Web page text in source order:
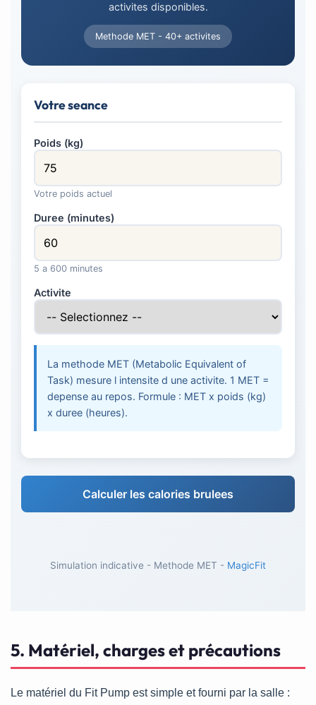
activites disponibles.
Methode MET - 40+ activites
Votre seance
Poids (kg)
Votre poids actuel
Duree (minutes)
5 a 600 minutes
Activite
La methode MET (Metabolic Equivalent of
Task) mesure l intensite d une activite. 1 MET =
depense au repos. Formule : MET x poids (kg)
x duree (heures).
Calculer les calories brulees
Simulation indicative - Methode MET - MagicFit
5. Matériel, charges et précautions
Le matériel du Fit Pump est simple et fourni par la salle :